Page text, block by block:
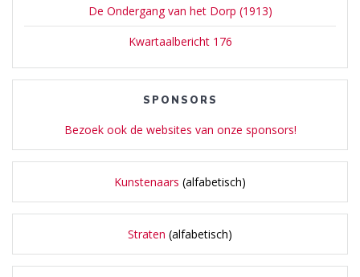
De Ondergang van het Dorp (1913)
Kwartaalbericht 176
SPONSORS
Bezoek ook de websites van onze sponsors!
Kunstenaars (alfabetisch)
Straten (alfabetisch)